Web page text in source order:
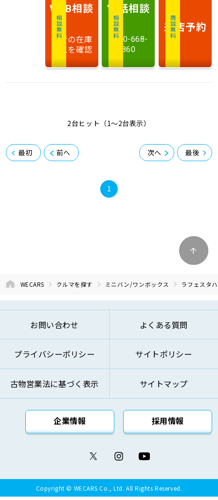
相談無料
WEB相談
最新の在庫
状況を確認
相談無料
電話相談
0120-668-
860
商談無料
来店予約
2台ヒット（1〜2台表示）
最初 前へ
1
次へ 最後
WECARS クルマを探す ミニバン/ワンボックス ラフェスタ
お問い合わせ よくある質問
プライバシーポリシー サイトポリシー
古物営業法に基づく表示 サイトマップ
企業情報 採用情報
Copyright © WECARS Co., Ltd. All Rights Reserved.